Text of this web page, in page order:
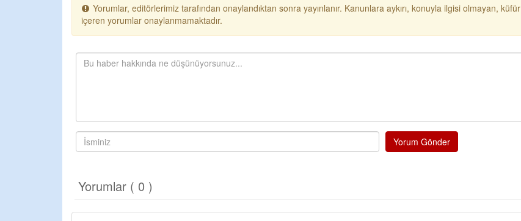
Yorumlar, editörlerimiz tarafından onaylandıktan sonra yayınlanır. Kanunlara aykırı, konuyla ilgisi olmayan, küfür
içeren yorumlar onaylanmamaktadır.
Yorum Gönder
Yorumlar ( 0 )